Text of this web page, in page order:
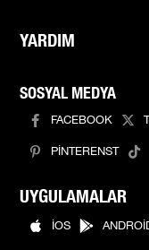
YARDIM
SOSYAL MEDYA
FACEBOOK
PİNTERENST
UYGULAMALAR
İOS